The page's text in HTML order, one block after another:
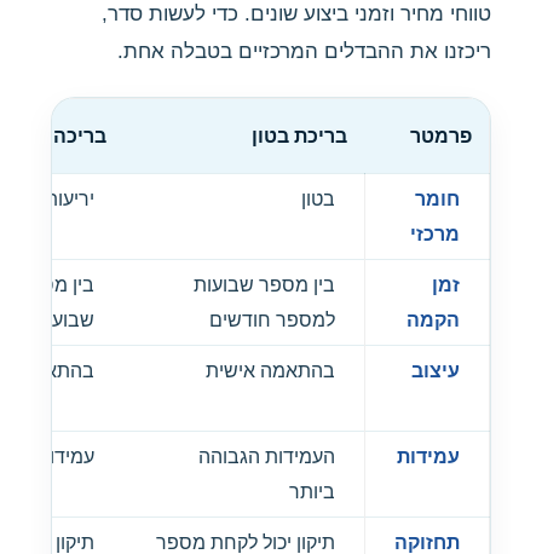
טווחי מחיר וזמני ביצוע שונים. כדי לעשות סדר,
ריכזנו את ההבדלים המרכזיים בטבלה אחת.
פרמטר בריכת בטון בריכה
חומר
מרכזי
בטון יריעות PVC
זמן
הקמה
בין מספר שבועות
למספר חודשים
בין מספר
שבועות
עיצוב בהתאמה אישית בהתאמה
עמידות
העמידות הגבוהה
ביותר
עמידות
תחזוקה
תיקון יכול לקחת מספר
תיקון